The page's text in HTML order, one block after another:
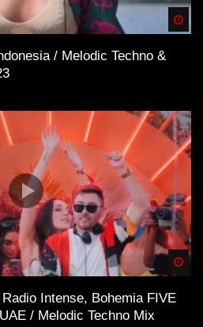
/ Melodic Techno &
Intense, Bohemia FIVE
/ Melodic Techno Mix